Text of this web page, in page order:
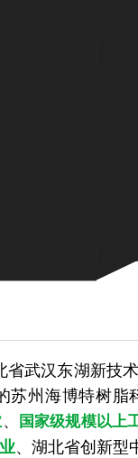
武汉东湖新技
苏州海博特树
、 国家级规模以上
、湖北省创新型